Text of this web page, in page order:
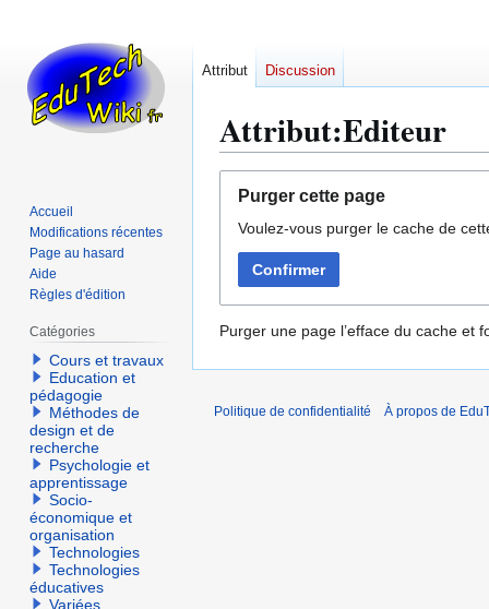
Attribut:Editeur
navigation
recherche
Purger cette page
Voulez-vous purger le cache de
Confirmer
Purger une page l’efface du cache et
Attribut Discussion
Accueil
Modifications récentes
Page au hasard
Aide
Règles d'édition
Catégories
Cours et travaux
Education et
pédagogie
Méthodes de
design et de
recherche
Psychologie et
apprentissage
Socio-
économique et
organisation
Technologies
Technologies
éducatives
Variées
Politique de confidentialité À propos de